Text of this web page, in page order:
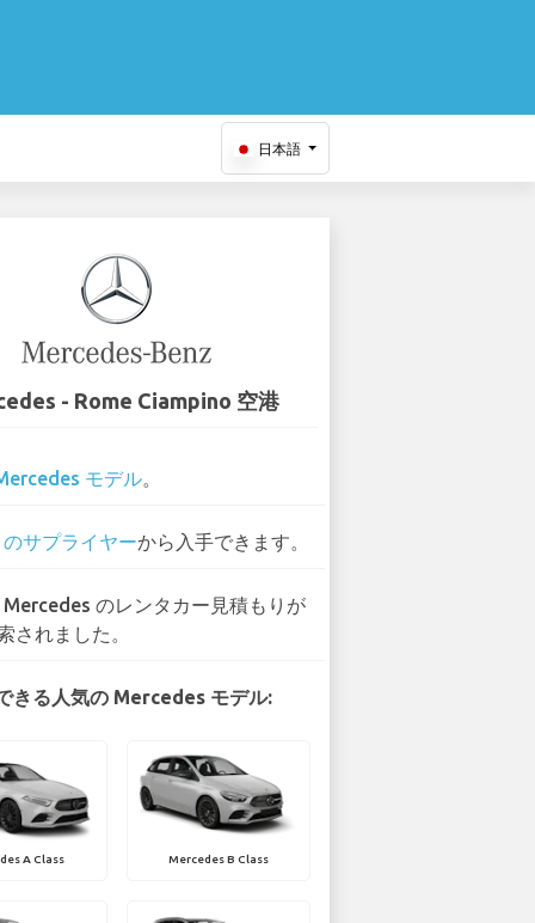
日本語
- Rome Ciampino 空港
モデル。
のサプライヤーから入手できます。
Mercedes のレンタカー見積もりが
されました。
きる人気の Mercedes モデル:
A Class Mercedes B Class